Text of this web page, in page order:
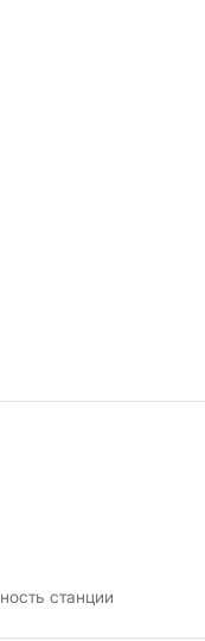
станции